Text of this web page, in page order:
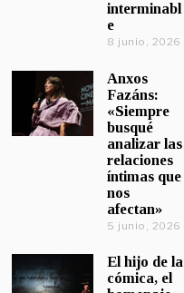
interminabl
e
8 junio, 2026
Anxos
Fazáns:
«Siempre
busqué
analizar las
relaciones
íntimas que
nos
afectan»
5 junio, 2026
El hijo de la
cómica, el